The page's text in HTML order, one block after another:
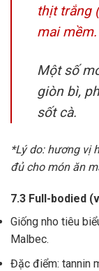
thịt trắng
mai mềm.
Một số
giòn bì,
sốt cà.
*Lý do: hương vị
đủ cho món ăn
7.3 Full-bodied
Giống nho tiêu
Malbec.
Đặc điểm: tannin